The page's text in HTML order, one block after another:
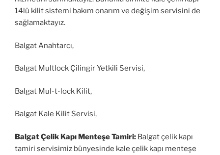
14lü kilit sistemi bakım onarım ve değişim servisini de
sağlamaktayız.
Balgat Anahtarcı,
Balgat Multlock Çilingir Yetkili Servisi,
Balgat Mul-t-lock Kilit,
Balgat Kale Kilit Servisi,
Balgat Çelik Kapı Menteşe Tamiri: Balgat çelik kapı
tamiri servisimiz bünyesinde kale çelik kapı menteşe